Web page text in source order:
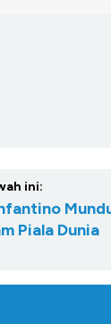
ini:
Piala Dunia